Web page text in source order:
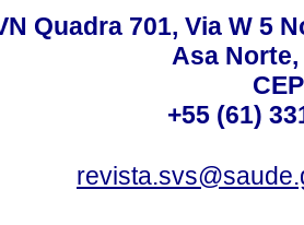
Quadra 701, Via W 5
Asa
+55 (61)